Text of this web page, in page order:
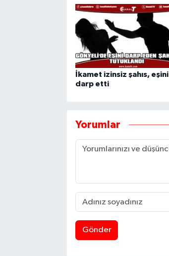
İkamet izinsiz şahıs, eşini
darp etti
Yorumlar
Gönder